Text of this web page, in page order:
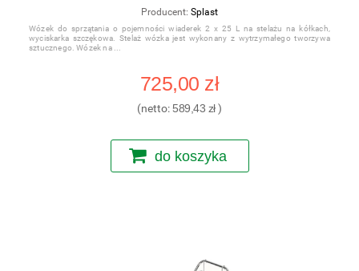
Producent: Splast
Wózek do sprzątania o pojemności wiaderek 2 x 25 L na stelażu na kółkach,
wyciskarka szczękowa. Stelaż wózka jest wykonany z wytrzymałego tworzywa
sztucznego. Wózek na
725,00 zł
(netto: 589,43 zł)
do koszyka